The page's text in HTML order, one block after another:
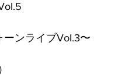
ンライブVol.3〜